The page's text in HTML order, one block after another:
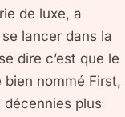
de luxe, a
lancer dans la
dire c’est que le
nommé First,
plus